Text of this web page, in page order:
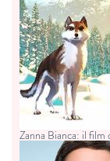
Zanna Bianca: il